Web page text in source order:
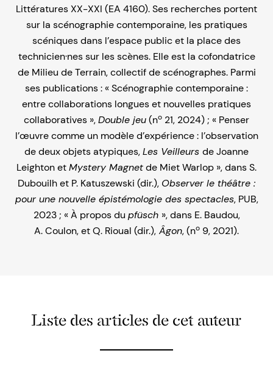
Littératures XX-XXI (EA 4160). Ses recherches portent
sur la scénographie contemporaine, les pratiques
scéniques dans l’espace public et la place des
technicien·nes sur les scènes. Elle est la cofondatrice
de Milieu de Terrain, collectif de scénographes. Parmi
ses publications : « Scénographie contemporaine :
entre collaborations longues et nouvelles pratiques
collaboratives »,Double jeu(no 21, 2024) ; « Penser
l’œuvre comme un modèle d’expérience : l’observation
de deux objets atypiques,Les Veilleurs de Joanne
Leighton etMystery Magnetde Miet Warlop », dans S.
Dubouilh et P. Katuszewski (dir.), Observer le théâtre :
pour une nouvelle épistémologie des spectacles, PUB,
2023 ; « À propos du pfüsch », dans E. Baudou,
A. Coulon, et Q. Rioual (dir.), Âgon, (no 9, 2021).
Liste des articles de cet auteur